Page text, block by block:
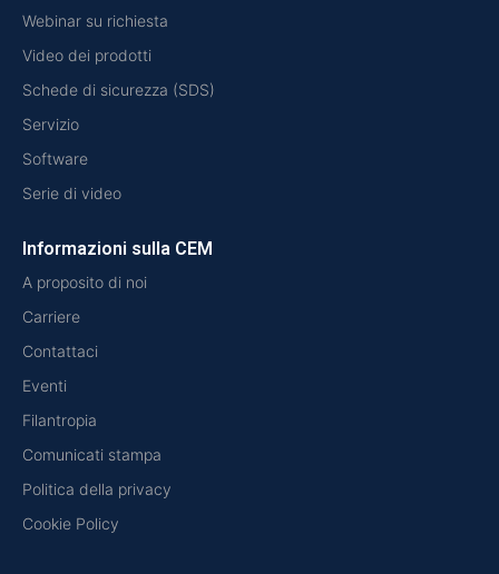
Webinar su richiesta
Video dei prodotti
Schede di sicurezza (SDS)
Servizio
Software
Serie di video
Informazioni sulla CEM
A proposito di noi
Carriere
Contattaci
Eventi
Filantropia
Comunicati stampa
Politica della privacy
Cookie Policy